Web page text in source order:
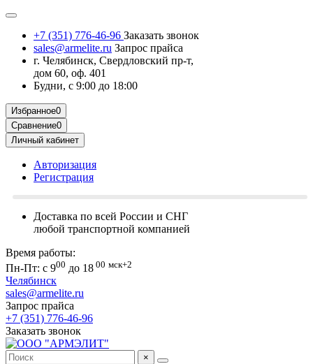
+7 (351) 776-46-96 Заказать звонок
sales@armelite.ru Запрос прайса
г. Челябинск, Свердловский пр-т,
дом 60, оф. 401
Будни, с 9:00 до 18:00
Избранное0
Сравнение0
Личный кабинет
Авторизация
Регистрация
Доставка по всей России и СНГ
любой транспортной компанией
Время работы:
Пн-Пт: с 900 до 18 00 мск+2
Челябинск
sales@armelite.ru
Запрос прайса
+7 (351) 776-46-96
Заказать звонок
×